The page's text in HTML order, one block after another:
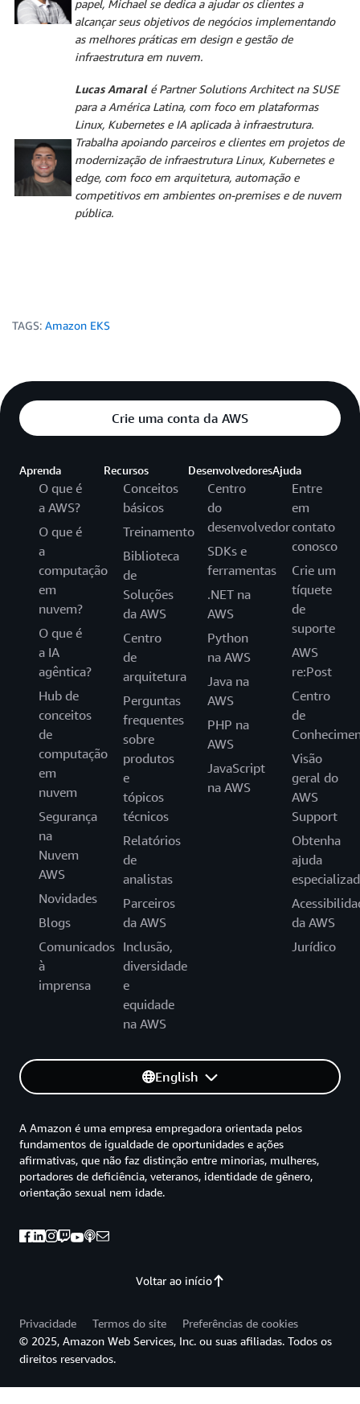
papel, Michael se dedica a ajudar os clientes a
alcançar seus objetivos de negócios implementando
as melhores práticas em design e gestão de
infraestrutura em nuvem.
Lucas Amaralé Partner Solutions Architect na SUSE
para a América Latina, com foco em plataformas
Linux, Kubernetes e IA aplicada à infraestrutura.
Trabalha apoiando parceiros e clientes em projetos de
modernização de infraestrutura Linux, Kubernetes e
edge, com foco em arquitetura, automação e
competitivos em ambientes on-premises e de nuvem
pública.
TAGS: Amazon EKS
Crie uma conta da AWS
Aprenda
O que é
a AWS?
O que é
a
computação
em
nuvem?
O que é
a IA
agêntica?
Hub de
conceitos
de
computação
em
nuvem
Segurança
na
Nuvem
AWS
Novidades
Blogs
Comunicados
à
imprensa
Recursos
Conceitos
básicos
Treinamento
Biblioteca
de
Soluções
da AWS
Centro
de
arquitetura
Perguntas
frequentes
sobre
produtos
e
tópicos
técnicos
Relatórios
de
analistas
Parceiros
da AWS
Inclusão,
diversidade
e
equidade
na AWS
Desenvolvedores
Centro
do
desenvolvedor
SDKs e
ferramentas
.NET na
AWS
Python
na AWS
Java na
AWS
PHP na
AWS
JavaScript
na AWS
Ajuda
Entre
em
contato
conosco
Crie um
tíquete
de
suporte
AWS
re:Post
Centro
de
Visão
geral do
AWS
Support
Obtenha
ajuda
da AWS
Jurídico
English
Voltar ao início
A Amazon é uma empresa empregadora orientada pelos
fundamentos de igualdade de oportunidades e ações
afirmativas, que não faz distinção entre minorias, mulheres,
portadores de deficiência, veteranos, identidade de gênero,
orientação sexual nem idade.
Privacidade Termos do site
Preferências de cookies
© 2025, Amazon Web Services, Inc. ou suas afiliadas. Todos os
direitos reservados.